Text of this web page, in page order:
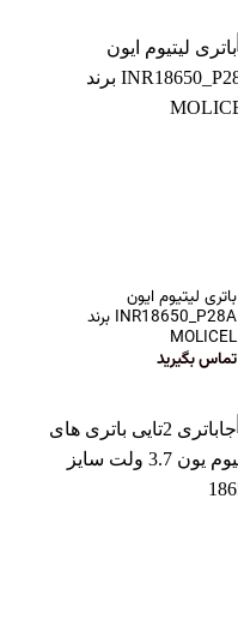
باتری لیتیوم ایون
INR18650_P28A برند
MOLICEL
تماس بگیرید